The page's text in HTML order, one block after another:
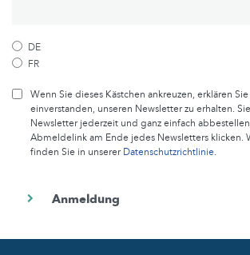
DE
FR
Wenn Sie dieses Kästchen ankreuzen, erklären
einverstanden, unseren Newsletter zu erhalten.
Newsletter jederzeit und ganz einfach
Abmeldelink am Ende jedes Newsletters klicken.
finden Sie in unsererDatenschutzrichtlinie.